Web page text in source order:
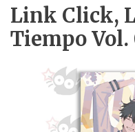
Link Click,
Tiempo Vol.